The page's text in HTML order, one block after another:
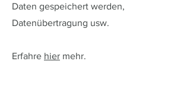
Daten gespeichert werden,
Datenübertragung usw.
Erfahre hier mehr.